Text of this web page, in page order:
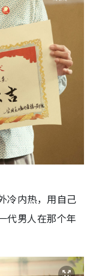
冷内热，用自己
代男人在那个年